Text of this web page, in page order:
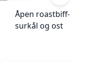
Åpen roastbiff-
surkål og ost